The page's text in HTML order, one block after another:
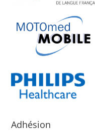
Adhésion